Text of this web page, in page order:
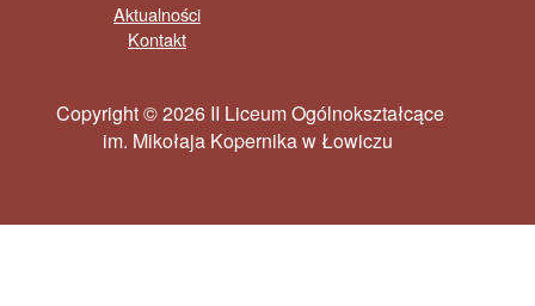
Aktualności
Kontakt
Copyright © 2026 II Liceum Ogólnokształcące
im. Mikołaja Kopernika w Łowiczu